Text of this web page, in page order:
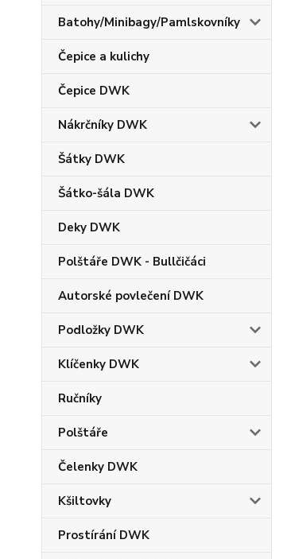
Batohy/Minibagy/Pamlskovníky
Čepice a kulichy
Čepice DWK
Nákrčníky DWK
Šátky DWK
Šátko-šála DWK
Deky DWK
Polštáře DWK - Bullčičáci
Autorské povlečení DWK
Podložky DWK
Klíčenky DWK
Ručníky
Polštáře
Čelenky DWK
Kšiltovky
Prostírání DWK